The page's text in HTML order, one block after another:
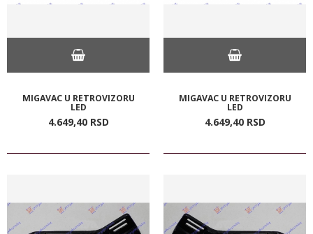
MIGAVAC U RETROVIZORU
LED
4.649,40 RSD
MIGAVAC U RETROVIZORU
LED
4.649,40 RSD